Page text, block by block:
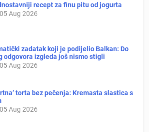
recept za finu pitu od jogurta
05 Aug 2026
zadatak koji je podijelio Balkan: Do
odgovora izgleda još nismo stigli
05 Aug 2026
torta bez pečenja: Kremasta slastica s
05 Aug 2026